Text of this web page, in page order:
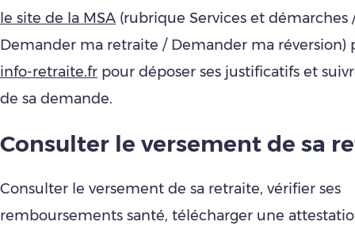
le site de la MSA (rubrique Services et démarches
Demander ma retraite / Demander ma réversion)
info-retraite.fr pour déposer ses justificatifs et
de sa demande.
Consulter le versement de sa
Consulter le versement de sa retraite, vérifier ses
remboursements santé, télécharger une